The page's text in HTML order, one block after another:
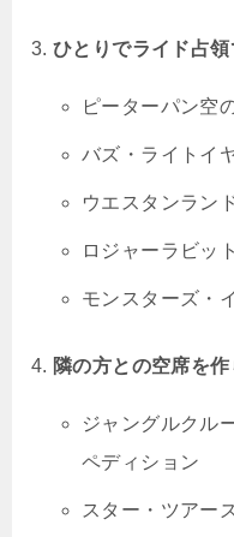
ひとりでライド占
ピーターパン空
バズ・ライトイ
ウエスタンラン
ロジャーラビッ
モンスターズ・
隣の方との空席を
ジャングルクル
ペディション
スター・ツアー